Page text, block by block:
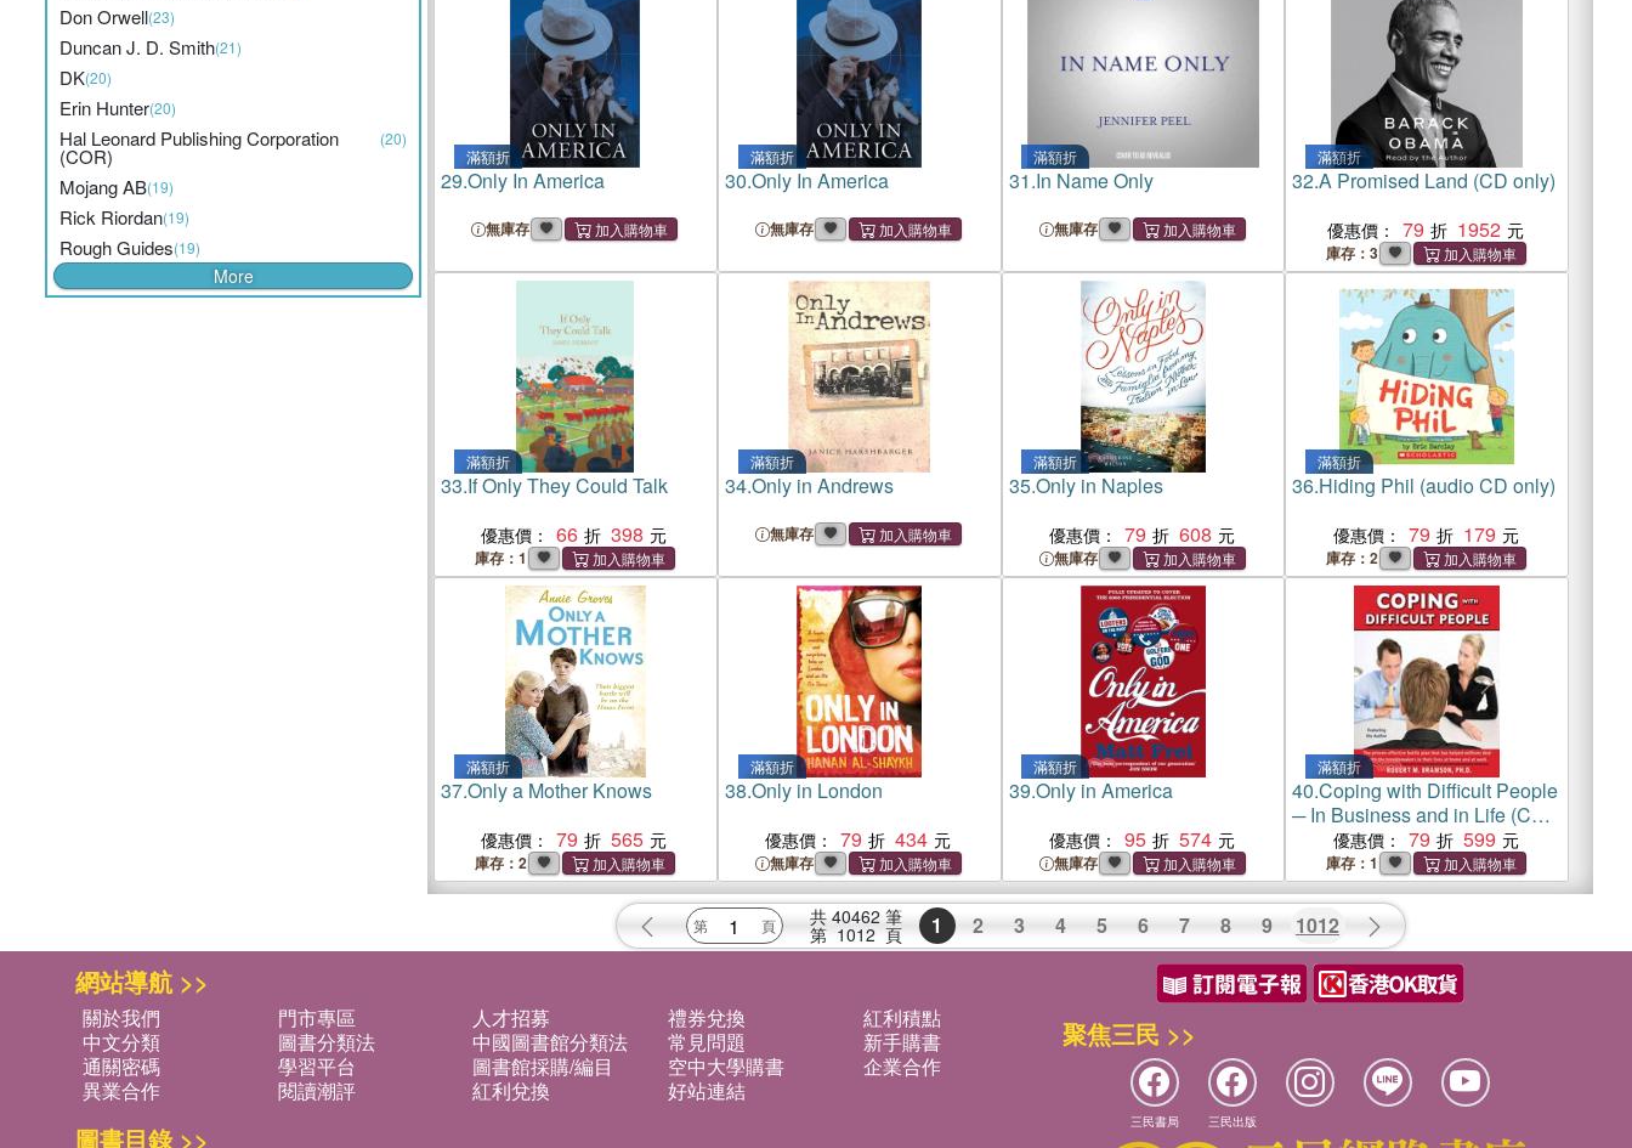
Don Orwell(23)
Duncan J. D. Smith(21)
DK(20)
Erin Hunter(20)
Hal Leonard Publishing Corporation
(COR)
(20)
Mojang AB(19)
Rick Riordan(19)
Rough Guides(19)
More
滿額折
29.Only In America
無庫存
滿額折
30.Only In America
無庫存
滿額折
31.In Name Only
無庫存
滿額折
32.A Promised Land (CD only)
優惠價： 79 1952
庫存：3
滿額折
33.If Only They Could Talk
優惠價： 66 398
庫存：1
滿額折
34.Only in Andrews
無庫存
滿額折
35.Only in Naples
優惠價： 79 608
無庫存
滿額折
36.Hiding Phil (audio CD only)
優惠價： 79 179
庫存：2
滿額折
37.Only a Mother Knows
優惠價： 79 565
庫存：2
滿額折
38.Only in London
優惠價： 79 434
無庫存
滿額折
39.Only in America
優惠價： 95 574
無庫存
滿額折
40.Coping with Difficult People
─ In Business and in Life (CD
only)優惠價： 79 599
庫存：1
共 40462 筆
第 1012 頁 1 2 3 4 5 6 7 8 9 1012
網站導航 >>
關於我們 門市專區 人才招募 禮券兌換
紅利積點
中文分類
圖書分類法 中國圖書館分類法 常見問題
新手購書
通關密碼
學習平台 圖書館採購/編目 空中大學購書
企業合作
異業合作
閱讀潮評 紅利兌換 好站連結
圖書目錄 >>
聚焦三民 >>
三民書局 三民出版